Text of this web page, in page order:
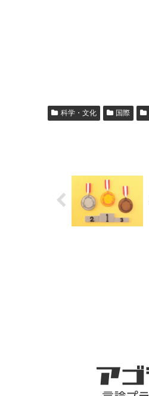
科学・文化 国際